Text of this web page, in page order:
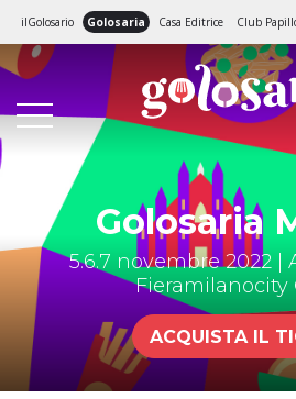
ilGolosario Golosaria Casa Editrice Club
Golosaria
5.6.7 novembre 2022 |
Fieramilanocity
ACQUISTA IL